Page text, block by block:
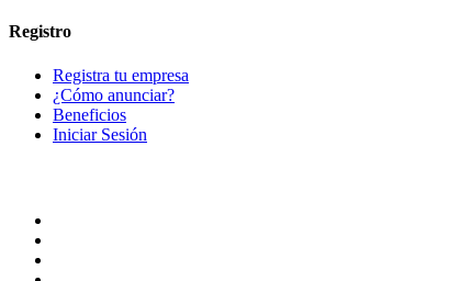
Registro
Registra tu empresa
¿Cómo anunciar?
Beneficios
Iniciar Sesión